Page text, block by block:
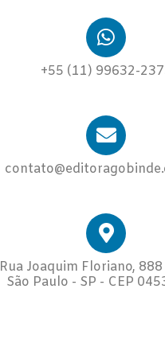
+55 (11) 99632-
Rua Joaquim Floriano,
São Paulo - SP - CEP